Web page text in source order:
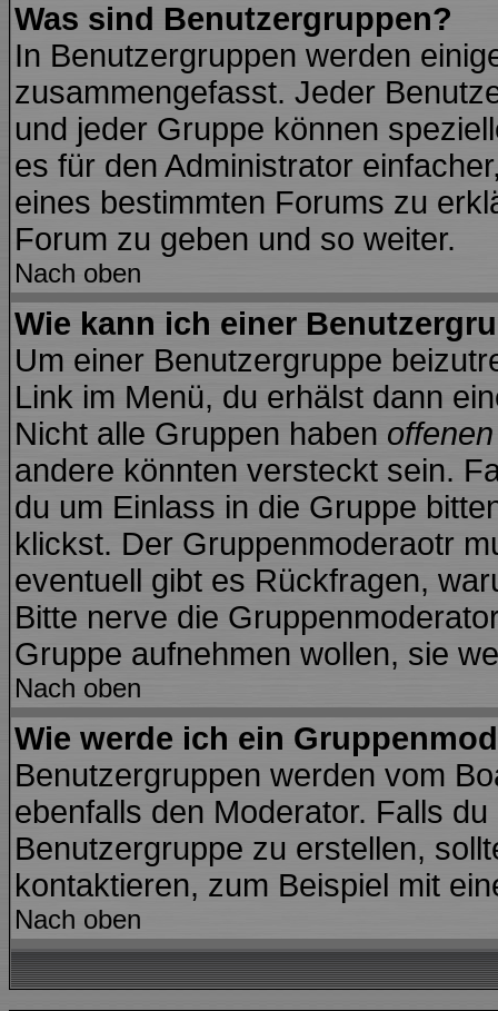
Was sind Benutzergruppen?
In Benutzergruppen werden
zusammengefasst. Jeder
und jeder Gruppe können
es für den Administrator
eines bestimmten Forums zu
Forum zu geben und so weiter.
Nach oben
Wie kann ich einer
Um einer Benutzergruppe
Link im Menü, du erhälst dann
Nicht alle Gruppen haben
andere könnten versteckt sein.
du um Einlass in die Gruppe
klickst. Der Gruppenmoderaotr
eventuell gibt es Rückfragen,
Bitte nerve die
Gruppe aufnehmen wollen, sie
Nach oben
Wie werde ich ein
Benutzergruppen werden vom
ebenfalls den Moderator. Falls
Benutzergruppe zu erstellen,
kontaktieren, zum Beispiel mit
Nach oben